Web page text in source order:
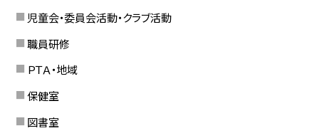
児童会・委員会活動・クラブ活動
職員研修
ＰＴＡ・地域
保健室
図書室